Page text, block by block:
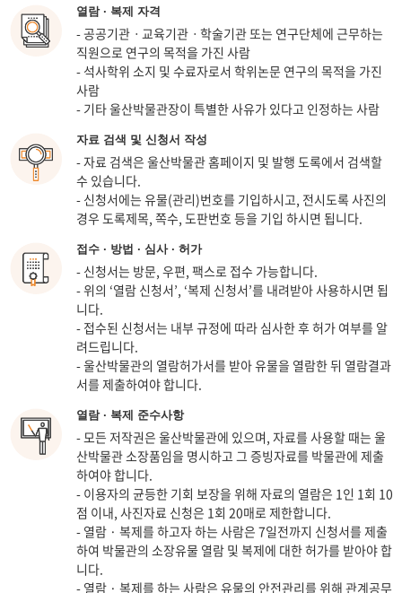
열람 · 복제 자격
- 공공기관ㆍ교육기관ㆍ학술기관 또는 연구단체에 근무하는
직원으로 연구의 목적을 가진 사람
- 석사학위 소지 및 수료자로서 학위논문 연구의 목적을 가진
사람
- 기타 울산박물관장이 특별한 사유가 있다고 인정하는 사람
자료 검색 및 신청서 작성
- 자료 검색은 울산박물관 홈페이지 및 발행 도록에서 검색할
수 있습니다.
- 신청서에는 유물(관리)번호를 기입하시고, 전시도록 사진의
경우 도록제목, 쪽수, 도판번호 등을 기입 하시면 됩니다.
접수 · 방법 · 심사 · 허가
- 신청서는 방문, 우편, 팩스로 접수 가능합니다.
- 위의 ‘열람 신청서’, ‘복제 신청서’를 내려받아 사용하시면 됩
니다.
- 접수된 신청서는 내부 규정에 따라 심사한 후 허가 여부를 알
려드립니다.
- 울산박물관의 열람허가서를 받아 유물을 열람한 뒤 열람결과
서를 제출하여야 합니다.
열람 · 복제 준수사항
- 모든 저작권은 울산박물관에 있으며, 자료를 사용할 때는 울
산박물관 소장품임을 명시하고 그 증빙자료를 박물관에 제출
하여야 합니다.
- 이용자의 균등한 기회 보장을 위해 자료의 열람은 1인 1회 10
점 이내, 사진자료 신청은 1회 20매로 제한합니다.
- 열람 · 복제를 하고자 하는 사람은 7일전까지 신청서를 제출
하여 박물관의 소장유물 열람 및 복제에 대한 허가를 받아야 합
니다.
- 열람 · 복제를 하는 사람은 유물의 안전관리를 위해 관계공무